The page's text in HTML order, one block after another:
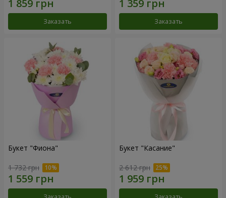
Заказать Заказать
Букет "Фиона"
1 732 грн
Букет "Касание"
2 612 грн